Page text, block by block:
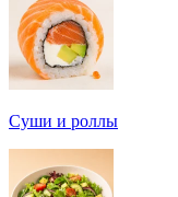
Суши и роллы